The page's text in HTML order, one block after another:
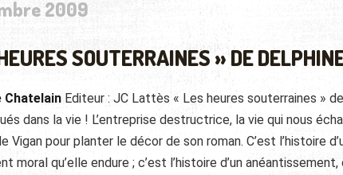
2009
SOUTERRAINES » DE
Chatelain Editeur : JC Lattès « Les heures souterraines »
dans la vie ! L’entreprise destructrice, la vie qui nous
Vigan pour planter le décor de son roman. C’est l’histoire
moral qu’elle endure ; c’est l’histoire d’un